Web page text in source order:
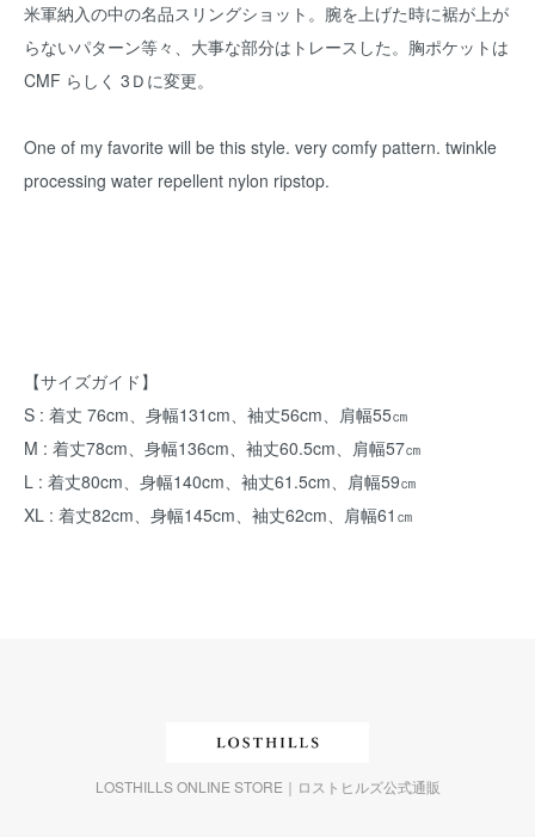
米軍納入の中の名品スリングショット。腕を上げた時に裾が上が
らないパターン等々、大事な部分はトレースした。胸ポケットは
CMF らしく 3Ｄに変更。
One of my favorite will be this style. very comfy pattern. twinkle
processing water repellent nylon ripstop.
【サイズガイド】
S : 着丈 76cm、身幅131cm、袖丈56cm、肩幅55㎝
M : 着丈78cm、身幅136cm、袖丈60.5cm、肩幅57㎝
L : 着丈80cm、身幅140cm、袖丈61.5cm、肩幅59㎝
XL : 着丈82cm、身幅145cm、袖丈62cm、肩幅61㎝
LOSTHILLS ONLINE STORE｜ロストヒルズ公式通販